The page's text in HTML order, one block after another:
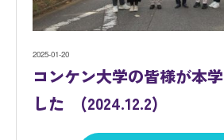
2025-01-20
コンケン大学の皆様が本
した (2024.12.2)